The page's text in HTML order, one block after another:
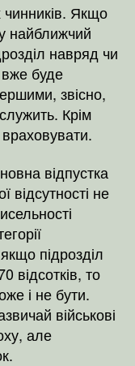
чинників. Якщо
найближчий
навряд чи
буде
звісно,
Крім
відпустка
відсутності не
підрозділ
відсотків, то
і не бути.
військові
але